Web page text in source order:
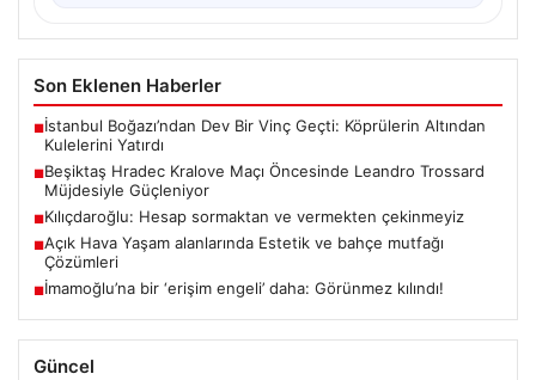
Son Eklenen Haberler
■İstanbul Boğazı’ndan Dev Bir Vinç Geçti: Köprülerin Altından
Kulelerini Yatırdı
■Beşiktaş Hradec Kralove Maçı Öncesinde Leandro Trossard
Müjdesiyle Güçleniyor
■Kılıçdaroğlu: Hesap sormaktan ve vermekten çekinmeyiz
■Açık Hava Yaşam alanlarında Estetik ve bahçe mutfağı
Çözümleri
■İmamoğlu’na bir ‘erişim engeli’ daha: Görünmez kılındı!
Güncel